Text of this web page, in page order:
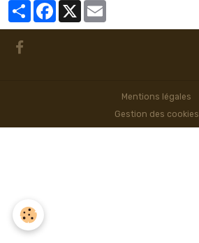
PartagerFacebook
Mentions légales
Gestion des cookies